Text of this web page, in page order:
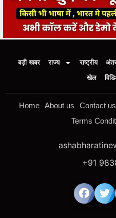
बड़ी खबर राज्य राष्ट्रीय
खेल
Home About us Contact us
Terms
+91